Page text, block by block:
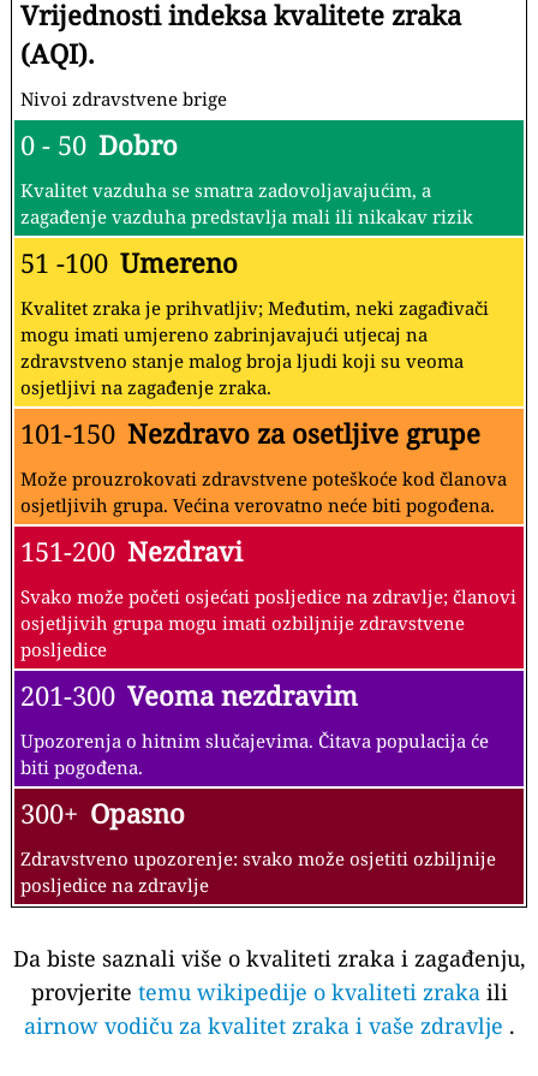
Vrijednosti indeksa kvalitete zraka
(AQI).
Nivoi zdravstvene brige
0 - 50 Dobro
Kvalitet vazduha se smatra zadovoljavajućim, a
zagađenje vazduha predstavlja mali ili nikakav rizik
51 -100 Umereno
Kvalitet zraka je prihvatljiv; Međutim, neki zagađivači
mogu imati umjereno zabrinjavajući utjecaj na
zdravstveno stanje malog broja ljudi koji su veoma
osjetljivi na zagađenje zraka.
101-150 Nezdravo za osetljive grupe
Može prouzrokovati zdravstvene poteškoće kod članova
osjetljivih grupa. Većina verovatno neće biti pogođena.
151-200 Nezdravi
Svako može početi osjećati posljedice na zdravlje; članovi
osjetljivih grupa mogu imati ozbiljnije zdravstvene
posljedice
201-300 Veoma nezdravim
Upozorenja o hitnim slučajevima. Čitava populacija će
biti pogođena.
300+ Opasno
Zdravstveno upozorenje: svako može osjetiti ozbiljnije
posljedice na zdravlje
Da biste saznali više o kvaliteti zraka i zagađenju,
provjerite temu wikipedije o kvaliteti zrakaili
airnow vodiču za kvalitet zraka i vaše zdravlje .